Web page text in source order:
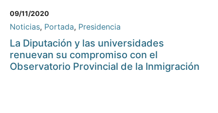
09/11/2020
Noticias, Portada, Presidencia
La Diputación y las universidades
renuevan su compromiso con el
Observatorio Provincial de la Inmigración